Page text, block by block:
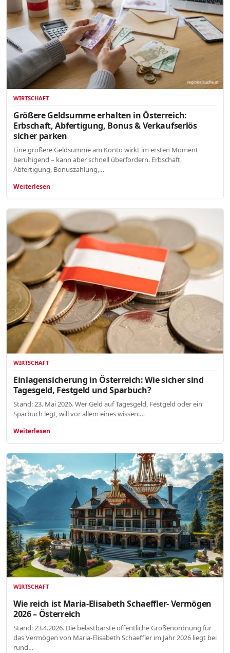
WIRTSCHAFT
Größere Geldsumme erhalten in Österreich:
Erbschaft, Abfertigung, Bonus & Verkaufserlös
sicher parken
Eine größere Geldsumme am Konto wirkt im ersten Moment
beruhigend – kann aber schnell überfordern. Erbschaft,
Abfertigung, Bonuszahlung,…
Weiterlesen
WIRTSCHAFT
Einlagensicherung in Österreich: Wie sicher sind
Tagesgeld, Festgeld und Sparbuch?
Stand: 23. Mai 2026. Wer Geld auf Tagesgeld, Festgeld oder ein
Sparbuch legt, will vor allem eines wissen:…
Weiterlesen
WIRTSCHAFT
Wie reich ist Maria-Elisabeth Schaeffler- Vermögen
2026 – Österreich
Stand: 23.4.2026. Die belastbarste öffentliche Größenordnung für
das Vermögen von Maria-Elisabeth Schaeffler im Jahr 2026 liegt bei
rund…